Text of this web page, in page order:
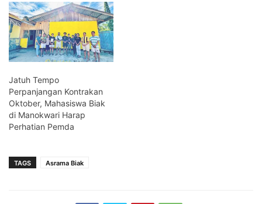
Jatuh Tempo
Perpanjangan Kontrakan
Oktober, Mahasiswa Biak
di Manokwari Harap
Perhatian Pemda
TAGS Asrama Biak